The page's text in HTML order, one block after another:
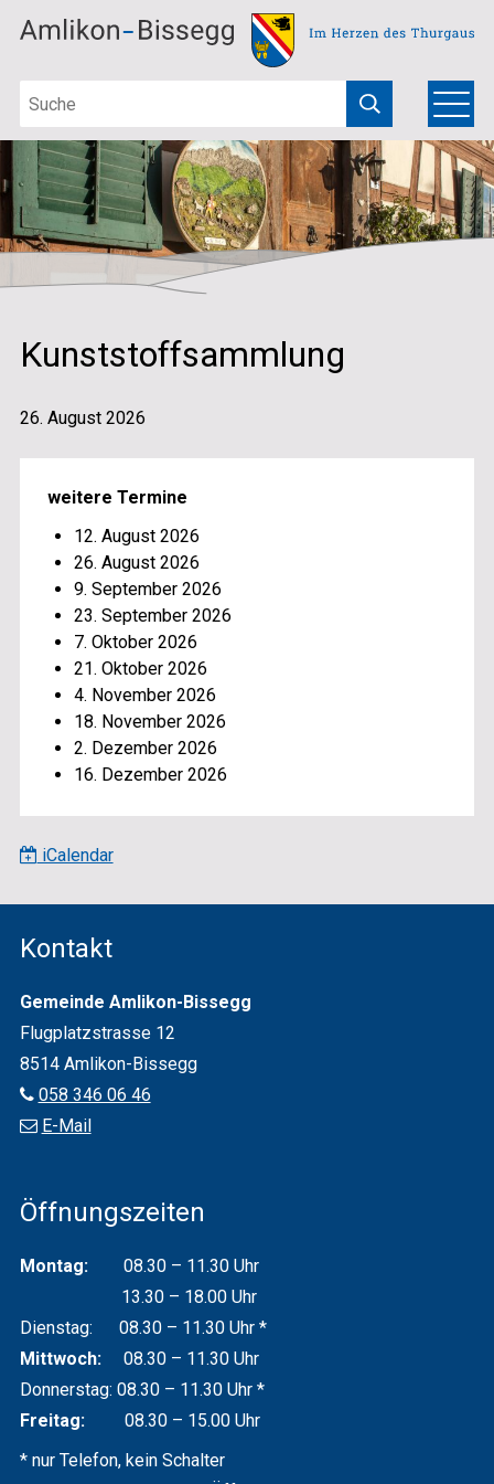
Navigieren in Amlikon-Bissegg
Schnellnavigation
Suchbegriff
Suche starten
Menu
Kunststoffsammlung
26. August 2026
weitere Termine
12. August 2026
26. August 2026
9. September 2026
23. September 2026
7. Oktober 2026
21. Oktober 2026
4. November 2026
18. November 2026
2. Dezember 2026
16. Dezember 2026
iCalendar
Footer
Kontakt
Gemeinde Amlikon-Bissegg
Flugplatz­strasse 12
8514 Amlikon-Bissegg
058 346 06 46
E-Mail
Öffnungszeiten
Montag: 08.30 – 11.30 Uhr
13.30 – 18.00 Uhr
Dienstag: 08.30 – 11.30 Uhr *
Mittwoch: 08.30 – 11.30 Uhr
Donnerstag: 08.30 – 11.30 Uhr *
Freitag: 08.30 – 15.00 Uhr
* nur Telefon, kein Schalter